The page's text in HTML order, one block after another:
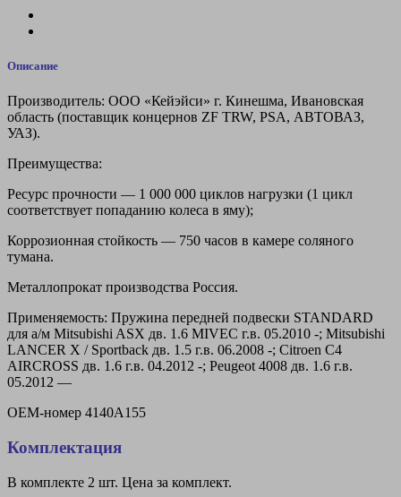
Описание
Производитель: ООО «Кейэйси» г. Кинешма, Ивановская
область (поставщик концернов ZF TRW, PSA, АВТОВАЗ,
УАЗ).
Преимущества:
Ресурс прочности — 1 000 000 циклов нагрузки (1 цикл
соответствует попаданию колеса в яму);
Коррозионная стойкость — 750 часов в камере соляного
тумана.
Металлопрокат производства Россия.
Применяемость: Пружина передней подвески STANDARD
для а/м Mitsubishi ASX дв. 1.6 MIVEC г.в. 05.2010 -; Mitsubishi
LANCER X / Sportback дв. 1.5 г.в. 06.2008 -; Citroen C4
AIRCROSS дв. 1.6 г.в. 04.2012 -; Peugeot 4008 дв. 1.6 г.в.
05.2012 —
OEM-номер 4140A155
Комплектация
В комплекте 2 шт. Цена за комплект.